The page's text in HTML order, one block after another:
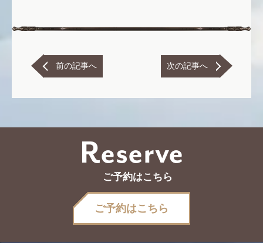
前の記事へ 次の記事へ
Reserve
ご予約はこちら
ご予約はこちら